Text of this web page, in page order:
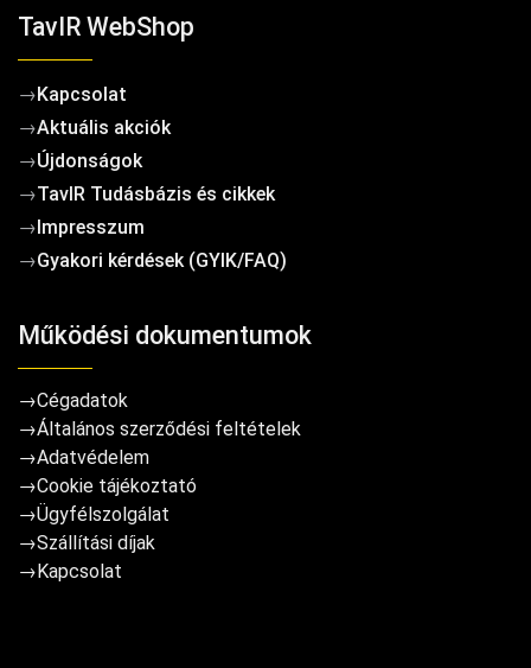
TavIR WebShop
→Kapcsolat
→Aktuális akciók
→Újdonságok
→TavIR Tudásbázis és cikkek
→Impresszum
→Gyakori kérdések (GYIK/FAQ)
Működési dokumentumok
→Cégadatok
→Általános szerződési feltételek
→Adatvédelem
→Cookie tájékoztató
→Ügyfélszolgálat
→Szállítási díjak
→Kapcsolat